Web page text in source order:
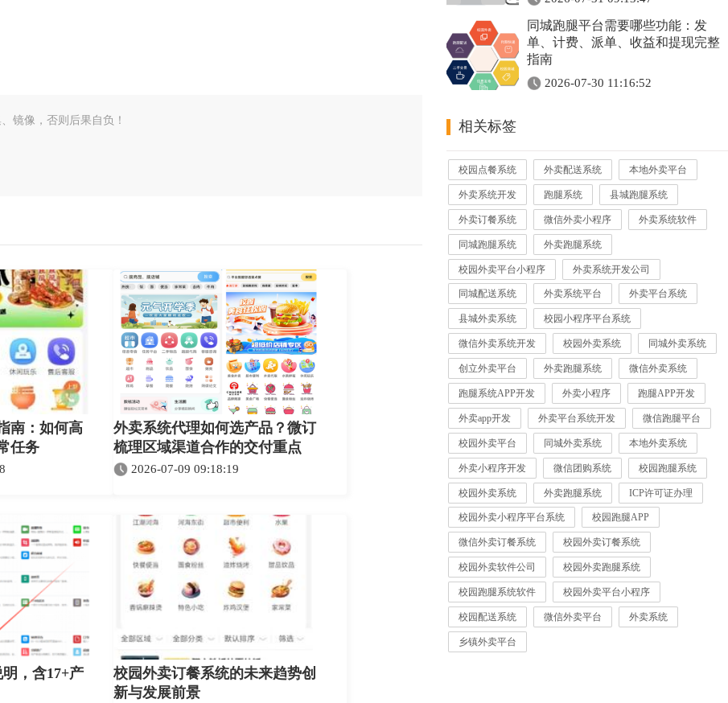
镜像，否则后果自负！
南：如何高
任务
外卖系统代理如何选产品？微订
梳理区域渠道合作的交付重点
2026-07-09 09:18:19
，含17+产
校园外卖订餐系统的未来趋势创
新与发展前景
同城跑腿平台需要哪些功能：发
单、计费、派单、收益和提现完整
指南
2026-07-30 11:16:52
相关标签
校园点餐系统 外卖配送系统 本地外卖平台
外卖系统开发 跑腿系统 县城跑腿系统
外卖订餐系统 微信外卖小程序 外卖系统软件
同城跑腿系统 外卖跑腿系统
校园外卖平台小程序 外卖系统开发公司
同城配送系统 外卖系统平台 外卖平台系统
县城外卖系统 校园小程序平台系统
微信外卖系统开发 校园外卖系统 同城外卖系统
创立外卖平台 外卖跑腿系统 微信外卖系统
跑腿系统APP开发 外卖小程序 跑腿APP开发
外卖app开发 外卖平台系统开发 微信跑腿平台
校园外卖平台 同城外卖系统 本地外卖系统
外卖小程序开发 微信团购系统 校园跑腿系统
校园外卖系统 外卖跑腿系统 ICP许可证办理
校园外卖小程序平台系统 校园跑腿APP
微信外卖订餐系统 校园外卖订餐系统
校园外卖软件公司 校园外卖跑腿系统
校园跑腿系统软件 校园外卖平台小程序
校园配送系统 微信外卖平台 外卖系统
乡镇外卖平台